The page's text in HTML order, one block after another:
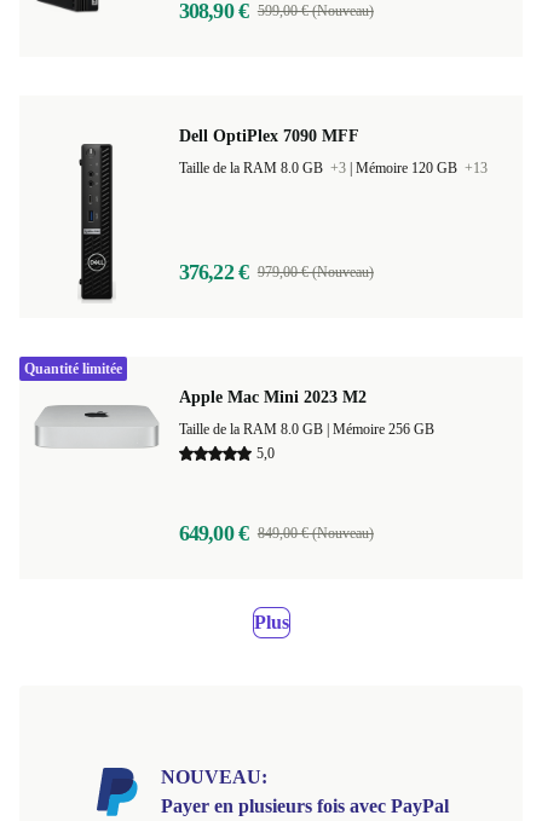
308,90 € 599,00 € (Nouveau)
Dell OptiPlex 7090 MFF
Taille de la RAM 8.0 GB +3 Mémoire 120 GB +13
376,22 € 979,00 € (Nouveau)
Apple Mac Mini 2023 M2
Mémoire 256 GB
5,0
649,00 € 849,00 € (Nouveau)
Quantité limitée
Plus
NOUVEAU:
Payer en plusieurs fois avec PayPal